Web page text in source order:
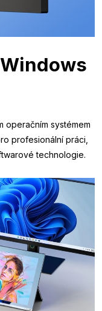
operačním systémem
profesionální práci,
technologie.